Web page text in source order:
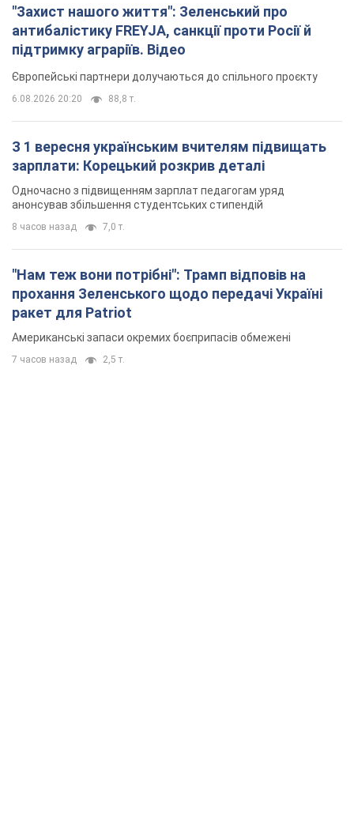
"Захист нашого життя": Зеленський про
антибалістику FREYJA, санкції проти Росії й
підтримку аграріїв. Відео
Європейські партнери долучаються до спільного проєкту
6.08.2026 20:20 88,8 т.
З 1 вересня українським вчителям підвищать
зарплати: Корецький розкрив деталі
Одночасно з підвищенням зарплат педагогам уряд
анонсував збільшення студентських стипендій
8 часов назад 7,0 т.
"Нам теж вони потрібні": Трамп відповів на
прохання Зеленського щодо передачі Україні
ракет для Patriot
Американські запаси окремих боєприпасів обмежені
7 часов назад 2,5 т.